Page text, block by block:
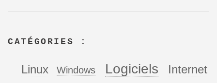
CATÉGORIES :
Linux Windows Logiciels Internet